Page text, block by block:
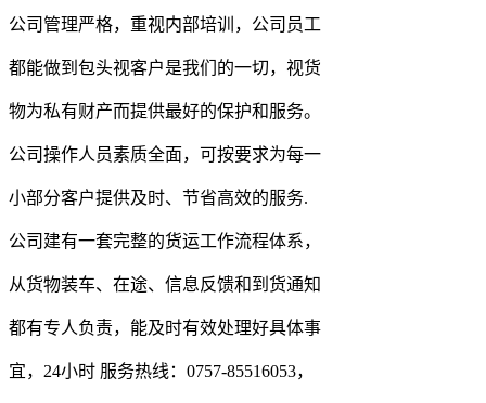
公司管理严格，重视内部培训，公司员工
都能做到包头视客户是我们的一切，视货
物为私有财产而提供最好的保护和服务。
公司操作人员素质全面，可按要求为每一
小部分客户提供及时、节省高效的服务.
公司建有一套完整的货运工作流程体系，
从货物装车、在途、信息反馈和到货通知
都有专人负责，能及时有效处理好具体事
宜，24小时 服务热线：0757-85516053，